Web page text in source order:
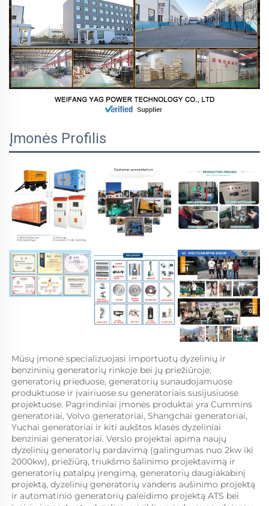
Įmonės Profilis
Mūsų įmonė specializuojasi importuotų dyzelinių ir
benzininių generatorių rinkoje bei jų priežiūroje,
generatorių prieduose, generatorių sunaudojamuose
produktuose ir įvairiuose su generatoriais susijusiuose
projektuose. Pagrindiniai įmonės produktai yra Cummins
generatoriai, Volvo generatoriai, Shangchai generatoriai,
Yuchai generatoriai ir kiti aukštos klasės dyzeliniai
benziniai generatoriai. Verslo projektai apima naujų
dyzelinių generatorių pardavimą (galingumas nuo 2kw iki
2000kw), priežiūrą, triukšmo šalinimo projektavimą ir
generatorių patalpų įrengimą, generatorių daugiakabinį
projektą, dyzelinių generatorių vandens aušinimo projektą
ir automatinio generatorių paleidimo projektą ATS bei